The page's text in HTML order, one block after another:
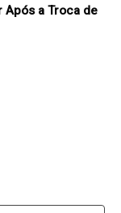
Após a Troca de